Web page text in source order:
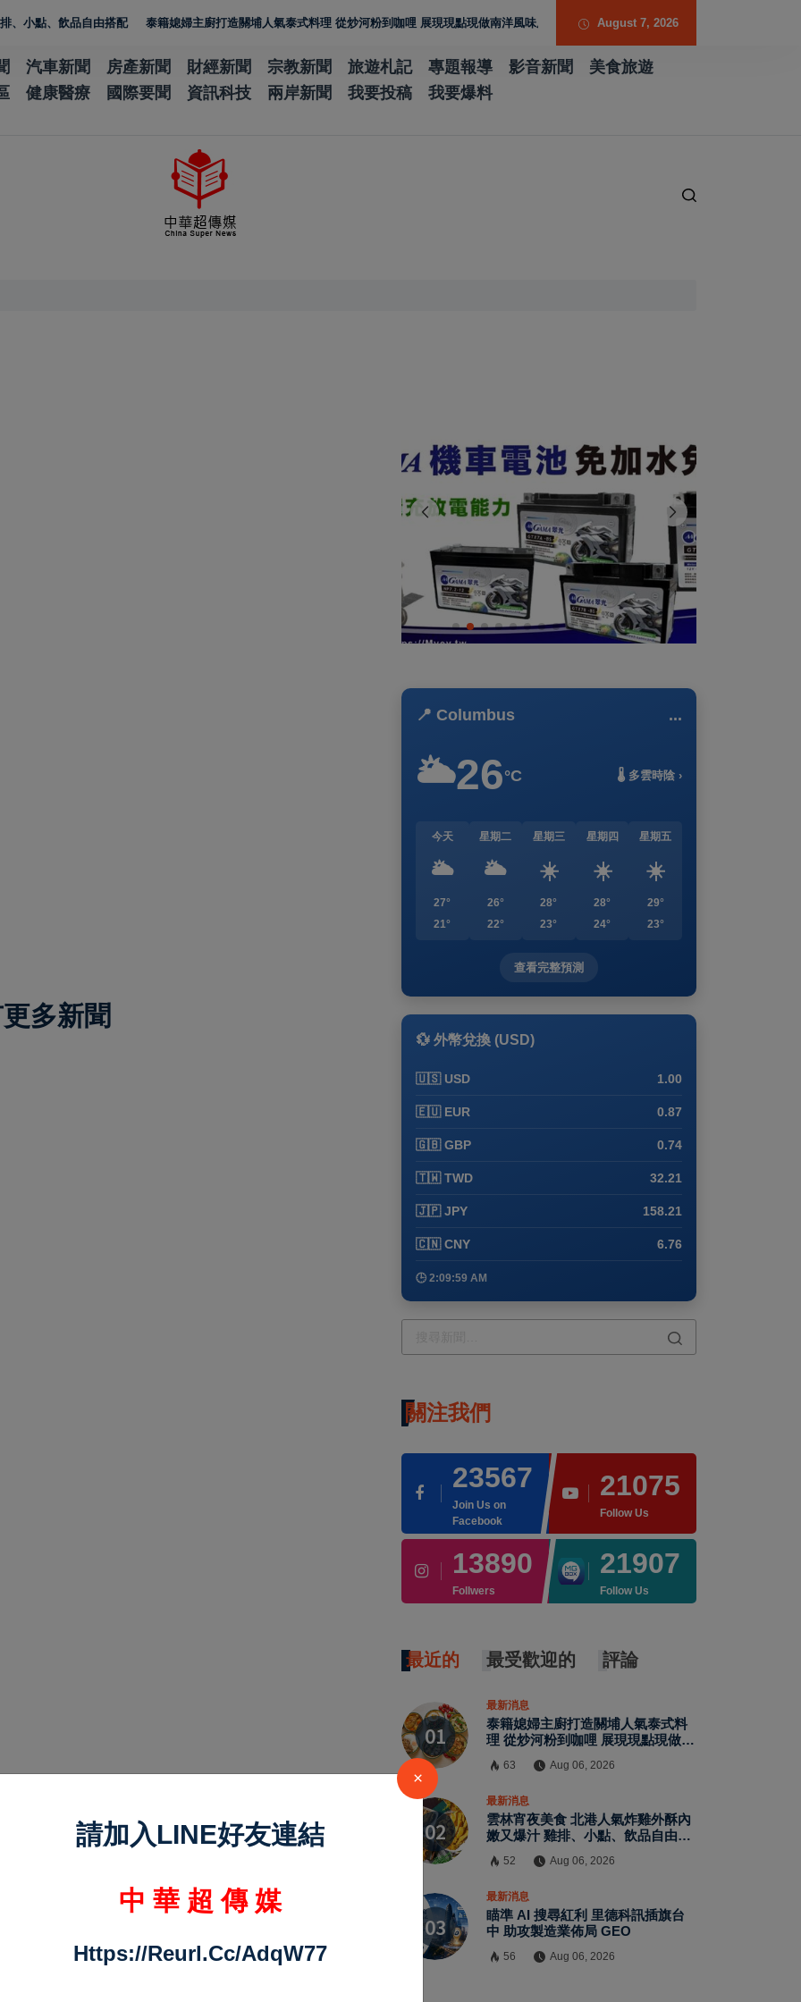
、飲品自由搭配 泰籍媳婦主廚打造關埔人氣泰式料理 從炒河粉到咖哩 展現現點現做南洋風味層次 歷史厚度 光影流動 胡焱榮用「石說新語」重構當
August 7, 2026
汽車新聞 房產新聞 財經新聞 宗教新聞 旅遊札記 專題報導 影音新聞
美食旅遊
健康醫療 國際要聞 資訊科技 兩岸新聞 我要投稿 我要爆料
多新聞
📍 Columbus ...
🌥️26°C 🌡️ 多雲時陰 ›
今天
🌥️
27°
21°
星期二
🌥️
26°
22°
星期三
☀️
28°
23°
星期四
☀️
28°
24°
星期五
☀️
29°
23°
查看完整預測
💱 外幣兌換 (USD)
🇺🇸 USD 1.00
🇪🇺 EUR 0.87
🇬🇧 GBP 0.74
🇹🇼 TWD 32.21
🇯🇵 JPY 158.21
🇨🇳 CNY 6.76
🕒 2:09:59 AM
關注我們
23567
Join Us on
Facebook
21075
Follow Us
13890
Follwers
21907
Follow Us
最近的 最受歡迎的 評論
最新消息
泰籍媳婦主廚打造關埔人氣泰式料
理 從炒河粉到咖哩 展現現點現做南
63 Aug 06, 2026
最新消息
雲林宵夜美食 北港人氣炸雞外酥內
嫩又爆汁 雞排、小點、飲品自由搭
52 Aug 06, 2026
最新消息
瞄準 AI 搜尋紅利 里德科訊插旗台
中 助攻製造業佈局 GEO
56 Aug 06, 2026
×
請加入LINE好友連結
中 華 超 傳 媒
Https://reurl.cc/adqW77